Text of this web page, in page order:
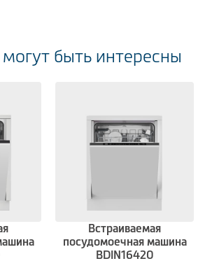
быть интересны
Встраиваемая
посудомоечная машина
BDIN16420